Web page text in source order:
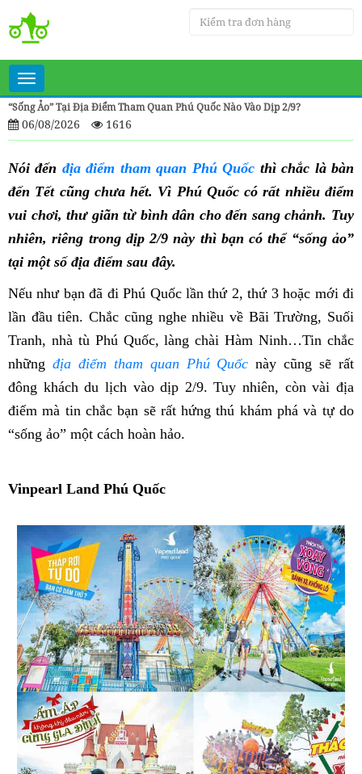
Toggle
navigation
“Sống Ảo” Tại Địa Điểm Tham Quan Phú Quốc Nào Vào Dịp 2/9?
06/08/2026 1616
Nói đến địa điểm tham quan Phú Quốc thì chắc là bàn
đến Tết cũng chưa hết. Vì Phú Quốc có rất nhiều điểm
vui chơi, thư giãn từ bình dân cho đến sang chảnh. Tuy
nhiên, riêng trong dịp 2/9 này thì bạn có thể “sống ảo”
tại một số địa điểm sau đây.
Nếu như bạn đã đi Phú Quốc lần thứ 2, thứ 3 hoặc mới đi
lần đầu tiên. Chắc cũng nghe nhiều về Bãi Trường, Suối
Tranh, nhà tù Phú Quốc, làng chài Hàm Ninh…Tin chắc
những địa điểm tham quan Phú Quốc này cũng sẽ rất
đông khách du lịch vào dịp 2/9. Tuy nhiên, còn vài địa
điểm mà tin chắc bạn sẽ rất hứng thú khám phá và tự do
“sống ảo” một cách hoàn hảo.
Vinpearl Land Phú Quốc